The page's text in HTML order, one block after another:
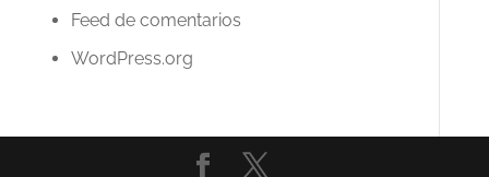
Feed de comentarios
WordPress.org